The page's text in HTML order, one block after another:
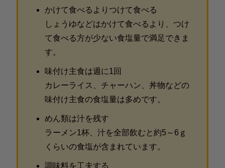
かけて食べるよりつけて食べる
しょうゆなどはかけて食べるより、つけ
て食べる方が少ない食塩量で満足できま
す。
味付け主食は週に1回
カレーライス、チャーハン、丼物などの
味付け主食の食塩量は多めです。
めん類は汁を残す
ラーメン1杯、汁を全部飲むと約5～6ｇ
くらいの食塩が含まれています。
調味料を工夫する